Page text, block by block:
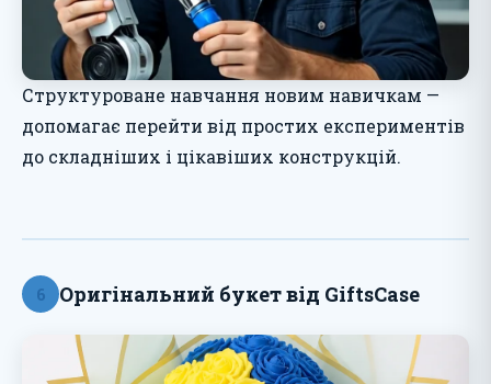
Структуроване навчання новим навичкам —
допомагає перейти від простих експериментів
до складніших і цікавіших конструкцій.
6 Оригінальний букет від GiftsCase